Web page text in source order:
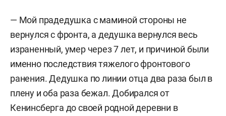
— Мой прадедушка с маминой стороны не
вернулся с фронта, а дедушка вернулся весь
израненный, умер через 7 лет, и причиной были
именно последствия тяжелого фронтового
ранения. Дедушка по линии отца два раза был в
плену и оба раза бежал. Добирался от
Кенинсберга до своей родной деревни в